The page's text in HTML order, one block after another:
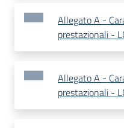
Allegato A -
prestazionali -
Allegato A -
prestazionali -